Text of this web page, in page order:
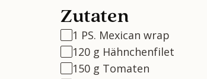
Zutaten
1 PS. Mexican wrap
120 g Hähnchenfilet
150 g Tomaten